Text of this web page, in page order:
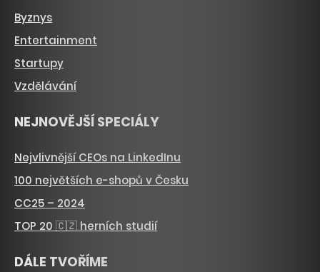
Byznys
Entertainment
Startupy
Vzdělávání
NEJNOVĚJŠÍ SPECIÁLY
Nejvlivnější CEOs na LinkedInu
100 největších e-shopů v Česku
CC25 – 2024
TOP 20 🇨🇿 herních studií
DÁLE TVOŘÍME